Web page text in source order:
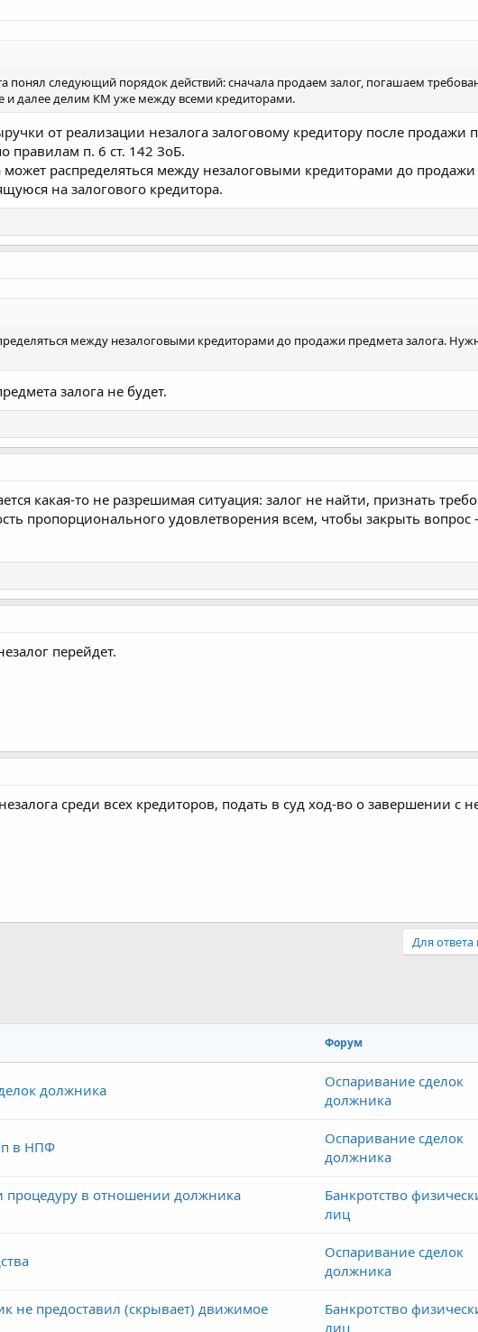
понял следующий порядок действий: сначала продаем залог, погашаем
и далее делим КМ уже между всеми кредиторами.
от реализации незалога залоговому кредитору после продажи
правилам п. 6 ст. 142 ЗоБ.
может распределяться между незалоговыми кредиторами до
на залогового кредитора.
между незалоговыми кредиторами до продажи предмета залога.
залога не будет.
какая-то не разрешимая ситуация: залог не найти, признать
пропорционального удовлетворения всем, чтобы закрыть вопрос
перейдет.
среди всех кредиторов, подать в суд ход-во о завершении с
Для
Форум
должника
Оспаривание сделок
должника
п в НПФ
Оспаривание сделок
должника
в отношении должника
Банкротство
лиц
Оспаривание сделок
должника
не предоставил (скрывает) движимое
Банкротство
лиц